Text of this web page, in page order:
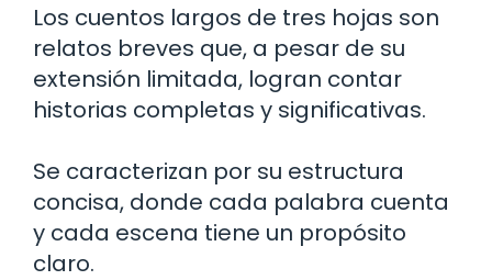
Los cuentos largos de tres hojas son
relatos breves que, a pesar de su
extensión limitada, logran contar
historias completas y significativas.
Se caracterizan por su estructura
concisa, donde cada palabra cuenta
y cada escena tiene un propósito
claro.